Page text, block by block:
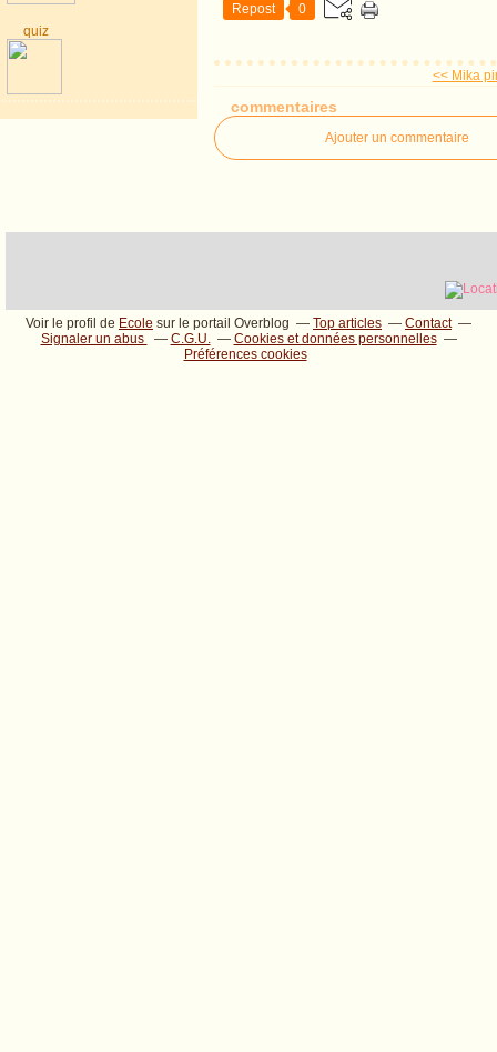
quiz
Repost 0
<< Mika
commentaires
Ajouter un commentaire
Voir le profil de Ecole sur le portail Overblog Top articles
Contact
Signaler un abus
C.G.U.
Cookies et données personnelles
Préférences cookies